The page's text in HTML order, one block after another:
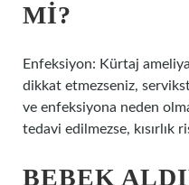
MI?
Enfeksiyon: Kürtaj
dikkat etmezseniz,
ve enfeksiyona neden
tedavi edilmezse, kısırlık
BEBEK